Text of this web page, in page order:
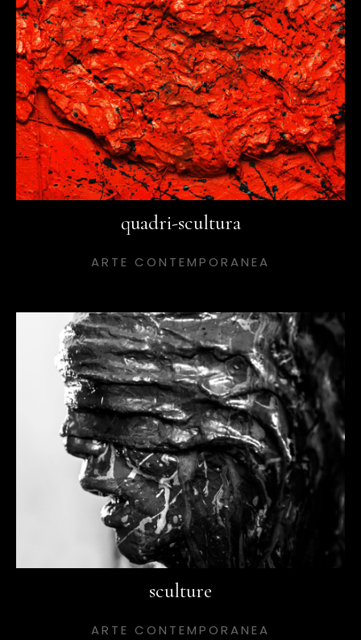
quadri-scultura
ARTE CONTEMPORANEA
sculture
ARTE CONTEMPORANEA